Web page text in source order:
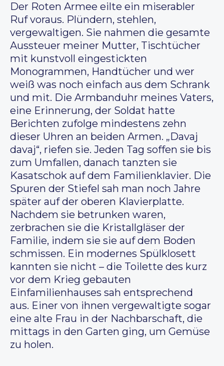
Der Roten Armee eilte ein miserabler
Ruf voraus. Plündern, stehlen,
vergewaltigen. Sie nahmen die gesamte
Aussteuer meiner Mutter, Tischtücher
mit kunstvoll eingestickten
Monogrammen, Handtücher und wer
weiß was noch einfach aus dem Schrank
und mit. Die Armbanduhr meines Vaters,
eine Erinnerung, der Soldat hatte
Berichten zufolge mindestens zehn
dieser Uhren an beiden Armen. „Davaj
davaj“, riefen sie. Jeden Tag soffen sie bis
zum Umfallen, danach tanzten sie
Kasatschok auf dem Familienklavier. Die
Spuren der Stiefel sah man noch Jahre
später auf der oberen Klavierplatte.
Nachdem sie betrunken waren,
zerbrachen sie die Kristallgläser der
Familie, indem sie sie auf dem Boden
schmissen. Ein modernes Spülklosett
kannten sie nicht – die Toilette des kurz
vor dem Krieg gebauten
Einfamilienhauses sah entsprechend
aus. Einer von ihnen vergewaltigte sogar
eine alte Frau in der Nachbarschaft, die
mittags in den Garten ging, um Gemüse
zu holen.